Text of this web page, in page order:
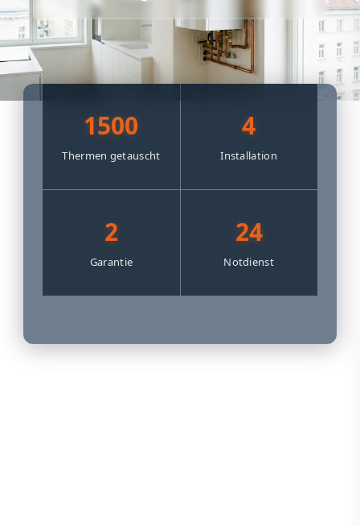
1500
Thermen getauscht
4
Installation
2
Garantie
24
Notdienst